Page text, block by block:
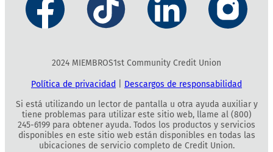
2024 MIEMBROS1st Community Credit Union
Política de privacidad
Descargos de responsabilidad
Si está utilizando un lector de pantalla u otra ayuda auxiliar y
tiene problemas para utilizar este sitio web, llame al (800)
245-6199 para obtener ayuda. Todos los productos y servicios
disponibles en este sitio web están disponibles en todas las
ubicaciones de servicio completo de Credit Union.